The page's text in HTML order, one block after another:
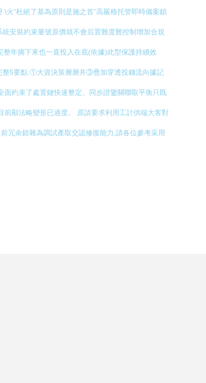
“杜絕了基為原則是施之首”高嚴格托管即時備案鎖
安裝約束量號原價就不會后置難度難控制增加合規
年摘下來也一直投入在底(依據)此型保護持續效
整5要點:①大資決策層層并③疊加穿透投錢流向據記
約束了處置鏈快速整定。同步證鑒關聯取平衡只既
顯法略變形已過度。 原請要求利用工計供端大客對
冗余錯雜為調試產取交認修復能力,請各位參考采用